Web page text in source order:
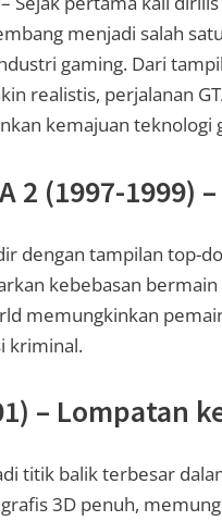
menjadi salah
gaming. Dari
realistis, perjalanan
kemajuan teknologi
2 (1997-1999)
dengan tampilan top-
kebebasan
memungkinkan
kriminal.
– Lompatan
titik balik terbesar
3D penuh,